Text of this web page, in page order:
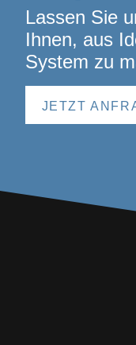
Lassen Sie
Ihnen, aus
System zu
JETZT